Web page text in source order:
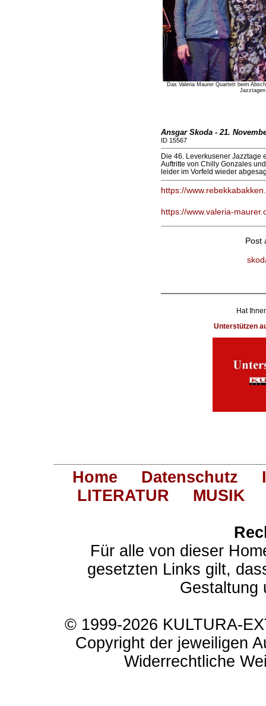
Das Valeria Maurer Quartett beim
Ansgar Skoda - 21.
ID 15567
Die 46. Leverkusener Jazztage
Auftritte von Chilly Gonzales
leider im Vorfeld wieder
https://
https://www.valeria-
Post
Hat
Unterstützen
Home Datenschutz
LITERATUR
MUSIK
Für alle von dieser
gesetzten Links gilt,
Gestaltung
© 1999-2026 KULTURA-
Copyright der jeweiligen
Widerrechtliche